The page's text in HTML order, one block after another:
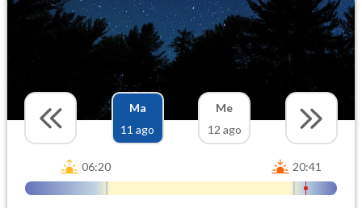
Ma
11 ago
Me
12 ago
06:20 20:41